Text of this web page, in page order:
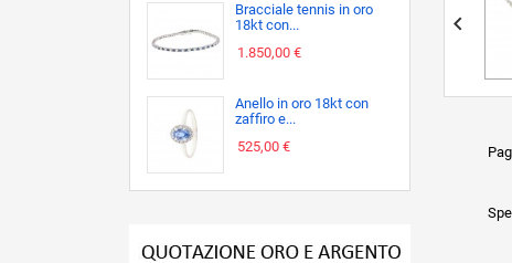
Bracciale tennis in oro
18kt con...
1.850,00 €
Anello in oro 18kt con
zaffiro e...
525,00 €
